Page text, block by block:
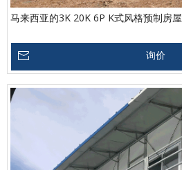
马来西亚的3K 20K 6P K式风格预制房屋
询价